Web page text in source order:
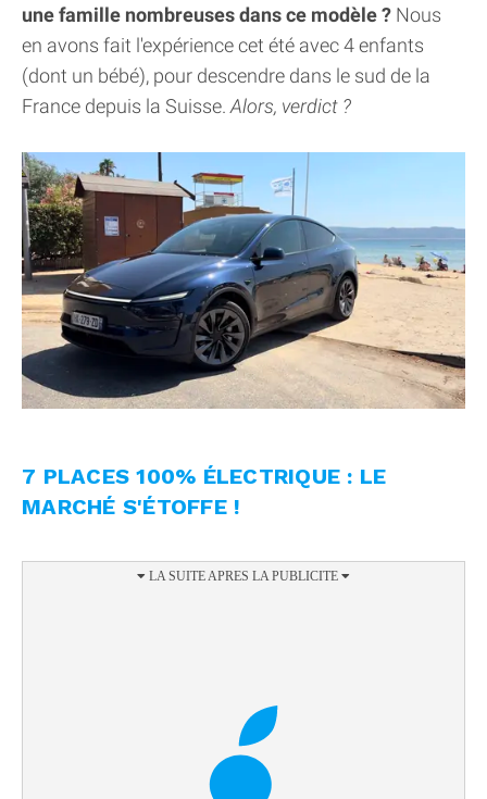
une famille nombreuses dans ce modèle ? Nous
en avons fait l'expérience cet été avec 4 enfants
(dont un bébé), pour descendre dans le sud de la
France depuis la Suisse. Alors, verdict ?
7 PLACES 100% ÉLECTRIQUE : LE
MARCHÉ S'ÉTOFFE !